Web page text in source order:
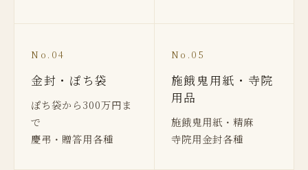
No.04
金封・ぽち袋
ぽち袋から300万円ま
で
慶弔・贈答用各種
No.05
施餓鬼用紙・寺院
用品
施餓鬼用紙・精麻
寺院用金封各種